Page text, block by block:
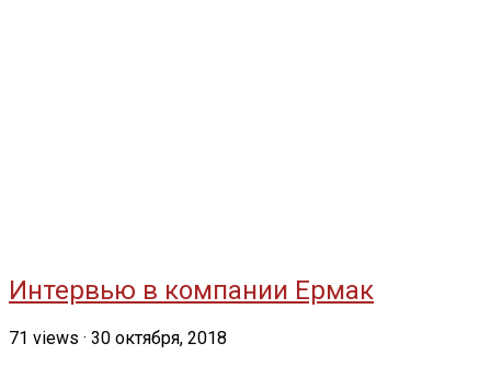
Интервью в компании Ермак
71 views · 30 октября, 2018